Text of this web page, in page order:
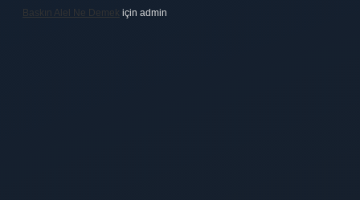
Baskın Alel Ne Demek için admin